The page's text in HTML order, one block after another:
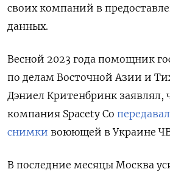
своих компаний в
данных.
Весной 2023 года помощник
по делам Восточной Азии и
Дэниел Критенбринк заявлял,
компания Spacety Co
снимки воюющей в Украине
В последние месяцы Москва